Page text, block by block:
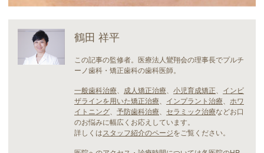
鶴田 祥平
この記事の監修者。医療法人鸞翔会の理事長でプルチ
ーノ歯科・矯正歯科の歯科医師。
一般歯科治療
成人矯正治療 小児育成矯正
インビ
ザラインを用いた矯正治療
インプラント治療
ホワ
イトニング
予防歯科治療 セラミック治療などお口
のお悩みに幅広くお応えしています。
詳しくはスタッフ紹介のページをご覧ください。